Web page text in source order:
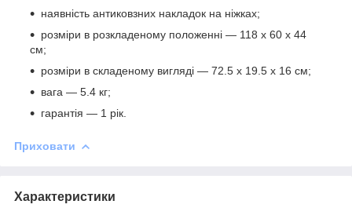
наявність антиковзних накладок на ніжках;
розміри в розкладеному положенні — 118 х 60 х 44
см;
розміри в складеному вигляді — 72.5 х 19.5 х 16 см;
вага — 5.4 кг;
гарантія — 1 рік.
Приховати
Характеристики